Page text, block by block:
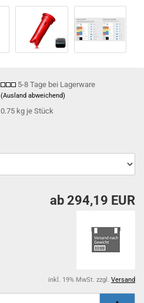
5-8 Tage bei Lagerware
(Ausland abweichend)
0.75 kg je Stück
ab 294,19 EUR
inkl. 19% MwSt. zzgl. Versand